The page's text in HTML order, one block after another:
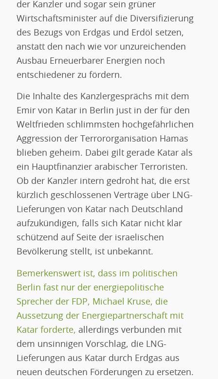
der Kanzler und sogar sein grüner
Wirtschaftsminister auf die Diversifizierung
des Bezugs von Erdgas und Erdöl setzen,
anstatt den nach wie vor unzureichenden
Ausbau Erneuerbarer Energien noch
entschiedener zu fördern.
Die Inhalte des Kanzlergesprächs mit dem
Emir von Katar in Berlin just in der für den
Weltfrieden schlimmsten hochgefährlichen
Aggression der Terrororganisation Hamas
blieben geheim. Dabei gilt gerade Katar als
ein Hauptfinanzier arabischer Terroristen.
Ob der Kanzler intern gedroht hat, die erst
kürzlich geschlossenen Verträge über LNG-
Lieferungen von Katar nach Deutschland
aufzukündigen, falls sich Katar nicht klar
schützend auf Seite der israelischen
Bevölkerung stellt, ist unbekannt.
Bemerkenswert ist, dass im politischen
Berlin fast nur der energiepolitische
Sprecher der FDP, Michael Kruse, die
Aussetzung der Energiepartnerschaft mit
Katar forderte, allerdings verbunden mit
dem unsinnigen Vorschlag, die LNG-
Lieferungen aus Katar durch Erdgas aus
neuen deutschen Förderungen zu ersetzen.